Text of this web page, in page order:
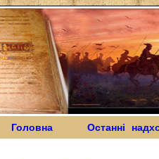
Головна Останні